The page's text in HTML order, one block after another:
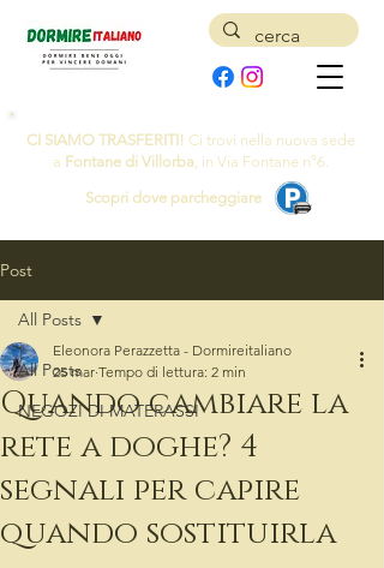
CI SIAMO TRASFERITI! Ci trovi nella nuova sede
a Fontane di Villorba, in Via Fontane n°6.
Scopri dove parcheggiare
Post
All Posts
NEGOZI DI MATERASSI
All Posts
Quando cambiare la
rete a doghe? 4
segnali per capire
quando sostituirla
Eleonora Perazzetta - Dormireitaliano
25 mar Tempo di lettura: 2 min